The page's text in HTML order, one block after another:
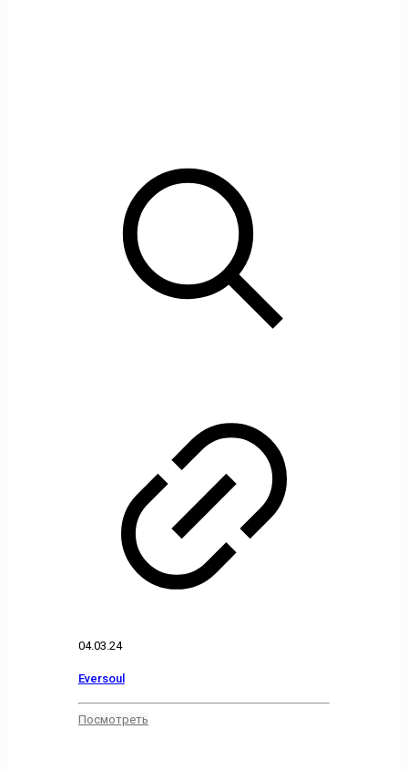
04.03.24
Eversoul
Посмотреть